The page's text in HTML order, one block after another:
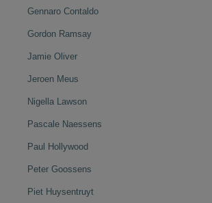
Gennaro Contaldo
Gordon Ramsay
Jamie Oliver
Jeroen Meus
Nigella Lawson
Pascale Naessens
Paul Hollywood
Peter Goossens
Piet Huysentruyt